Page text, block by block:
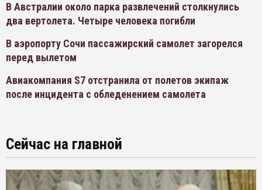
В Австралии около парка развлечений столкнулись
два вертолета. Четыре человека погибли
В аэропорту Сочи пассажирский самолет загорелся
перед вылетом
Авиакомпания S7 отстранила от полетов экипаж
после инцидента с обледенением самолета
Сейчас на главной